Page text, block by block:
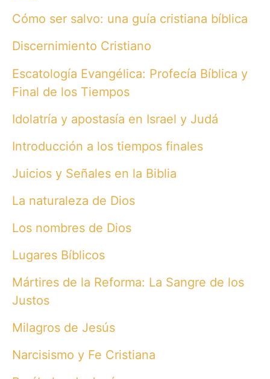
Cómo ser salvo: una guía cristiana bíblica
Discernimiento Cristiano
Escatología Evangélica: Profecía Bíblica y
Final de los Tiempos
Idolatría y apostasía en Israel y Judá
Introducción a los tiempos finales
Juicios y Señales en la Biblia
La naturaleza de Dios
Los nombres de Dios
Lugares Bíblicos
Mártires de la Reforma: La Sangre de los
Justos
Milagros de Jesús
Narcisismo y Fe Cristiana